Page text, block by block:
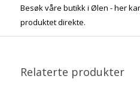
Besøk våre butikk i Ølen - her
produktet direkte.
Relaterte produkter